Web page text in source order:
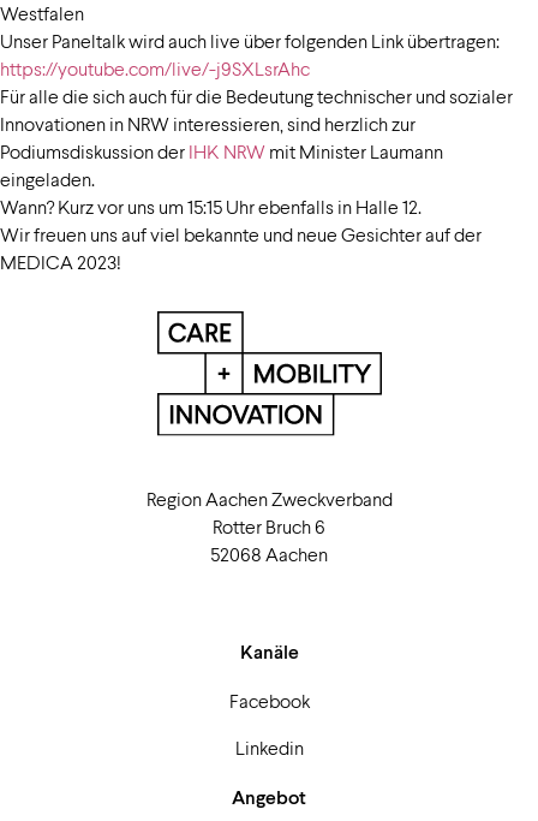
Westfalen
Unser Paneltalk wird auch live über folgenden Link übertragen:
https://youtube.com/live/-j9SXLsrAhc
Für alle die sich auch für die Bedeutung technischer und sozialer
Innovationen in NRW interessieren, sind herzlich zur
Podiumsdiskussion der IHK NRW mit Minister Laumann
eingeladen.
Wann? Kurz vor uns um 15:15 Uhr ebenfalls in Halle 12.
Wir freuen uns auf viel bekannte und neue Gesichter auf der
MEDICA 2023!
Region Aachen Zweckverband
Rotter Bruch 6
52068 Aachen
Kanäle
Facebook
Linkedin
Angebot